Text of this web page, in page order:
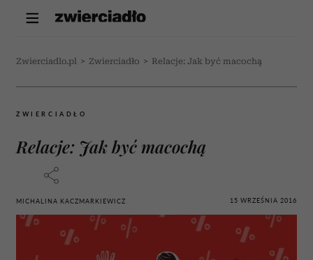
Zwierciadlo.pl > Zwierciadło > Relacje: Jak być macochą
ZWIERCIADŁO
Relacje: Jak być macochą
MICHALINA KACZMARKIEWICZ 15 WRZEŚNIA 2016